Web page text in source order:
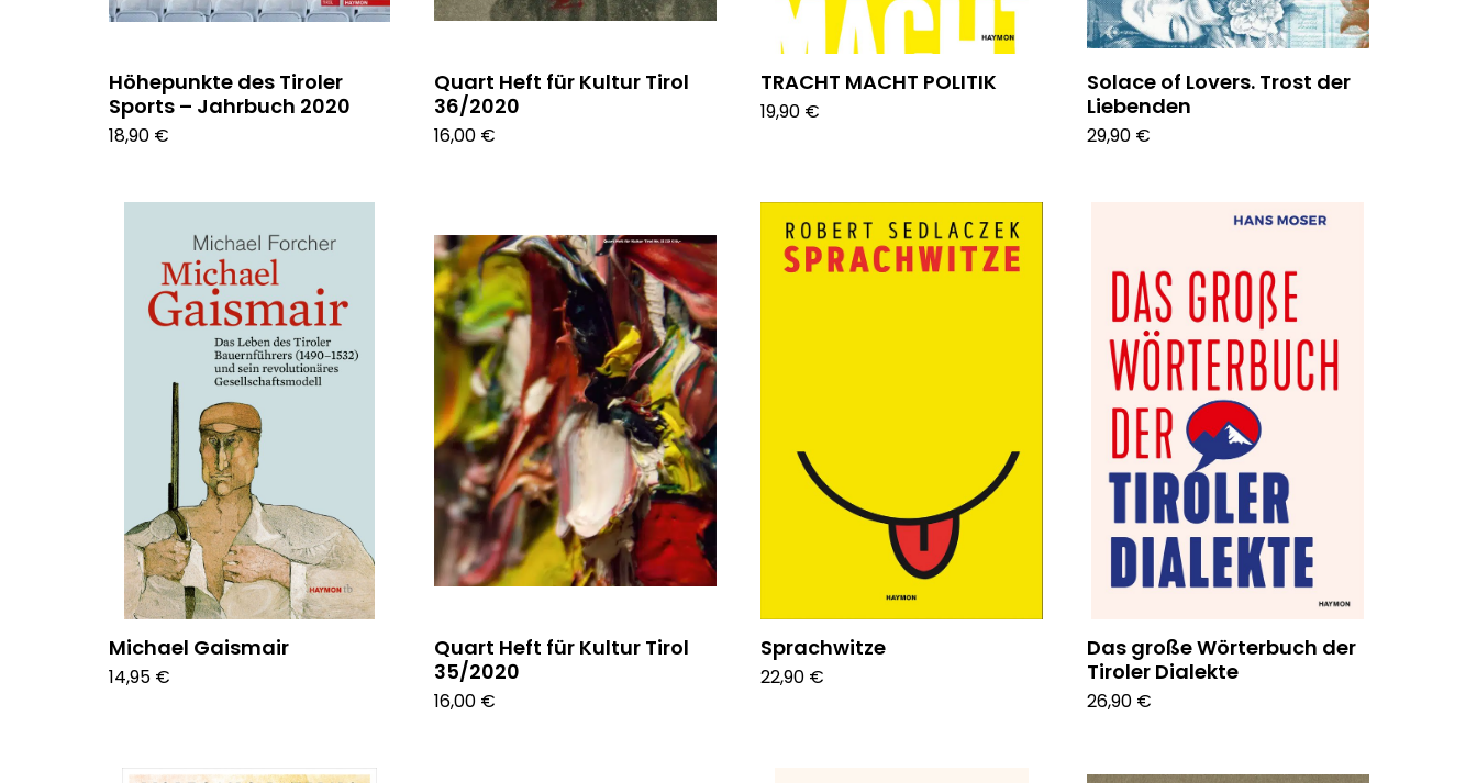
Höhepunkte des Tiroler
Sports – Jahrbuch 2020
18,90 €
Quart Heft für Kultur Tirol
36/2020
16,00 €
TRACHT MACHT POLITIK
19,90 €
Solace of Lovers. Trost der
Liebenden
29,90 €
Michael Gaismair
14,95 €
Quart Heft für Kultur Tirol
35/2020
16,00 €
Sprachwitze
22,90 €
Das große Wörterbuch der
Tiroler Dialekte
26,90 €